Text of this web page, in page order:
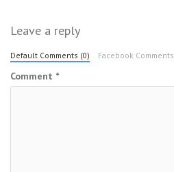
Leave a reply
Default Comments (0) Facebook Comments
Comment *